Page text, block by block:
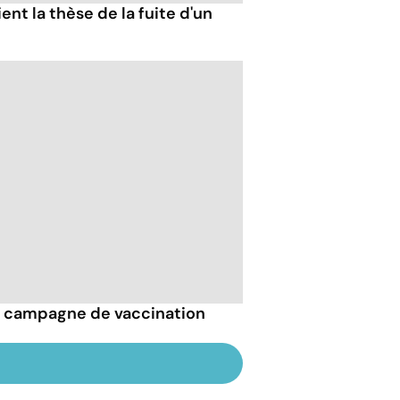
la thèse de la fuite d'un
de vaccination